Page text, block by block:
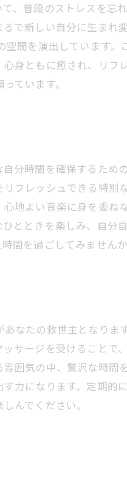
、普段のストレスを忘
で新しい自分に生まれ
間を演出しています。
身ともに癒され、リフ
ています。
分時間を確保するため
フレッシュできる特別
地よい音楽に身を委ね
とときを楽しみ、自分
間を過ごしてみません
なたの救世主となりま
サージを受けることで
囲気の中、贅沢な時間
力になります。定期的
んでください。